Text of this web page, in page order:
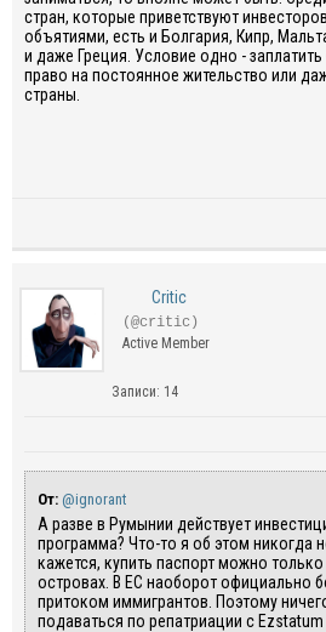
стран, которые приветствуют
объятиями, есть и Болгария, Кипр,
и даже Греция. Условие одно -
право на постоянное жительство или
страны.
Critic
(@critic)
Active Member
Записи: 14
От: @ignorant
А разве в Румынии действует
программа? Что-то я об этом никогда
кажется, купить паспорт можно только
островах. В ЕС наоборот официально
притоком иммигрантов. Поэтому
подаваться по репатриации с Ezstatum